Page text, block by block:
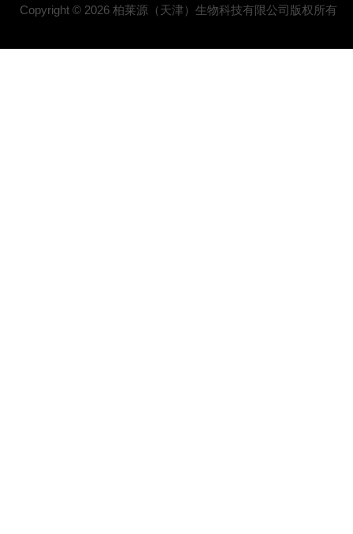
Copyright © 2026 柏莱源（天津）生物科技有限公司版权所有